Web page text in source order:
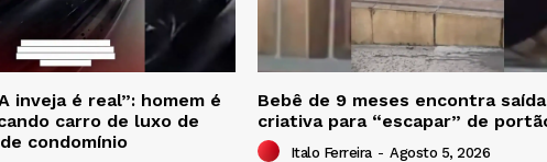
inveja é real”: homem é
carro de luxo de
condomínio
Bebê de 9 meses encontra saída
criativa para “escapar” de
Italo Ferreira - Agosto 5, 2026